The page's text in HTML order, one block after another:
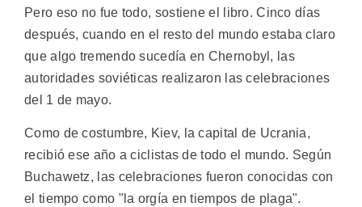
Pero eso no fue todo, sostiene el libro. Cinco días
después, cuando en el resto del mundo estaba claro
que algo tremendo sucedía en Chernobyl, las
autoridades soviéticas realizaron las celebraciones
del 1 de mayo.
Como de costumbre, Kiev, la capital de Ucrania,
recibió ese año a ciclistas de todo el mundo. Según
Buchawetz, las celebraciones fueron conocidas con
el tiempo como "la orgía en tiempos de plaga".